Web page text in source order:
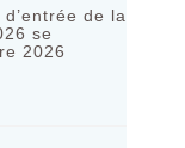
de la
se
2026